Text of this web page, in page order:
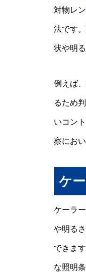
対物レ
法です
状や明
例えば
るため
いコン
察にお
ケ
ケーラ
や明る
できま
な照明